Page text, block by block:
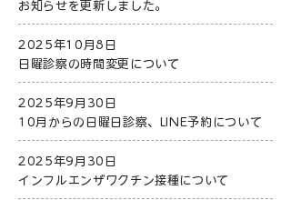
お知らせを更新しました。
2025年10月8日
日曜診察の時間変更について
2025年9月30日
10月からの日曜日診察、LINE予約について
2025年9月30日
インフルエンザワクチン接種について